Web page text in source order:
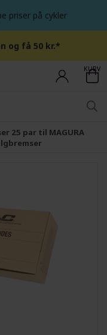
priser på cykler
og få 50 kr.*
KURV
25 par til MAGURA